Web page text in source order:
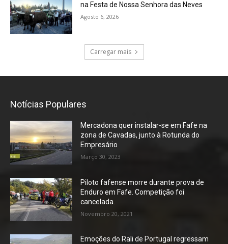
na Festa de Nossa Senhora das Neves
Agosto 6, 2026
Carregar mais
Notícias Populares
Mercadona quer instalar-se em Fafe na
zona de Cavadas, junto à Rotunda do
Empresário
Março 30, 2023
Piloto fafense morre durante prova de
Enduro em Fafe. Competição foi
cancelada.
Novembro 20, 2021
Emoções do Rali de Portugal regressam